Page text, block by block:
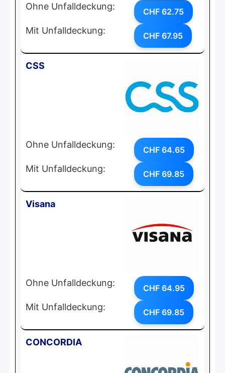
Ohne Unfalldeckung: CHF 62.75
Mit Unfalldeckung: CHF 67.95
CSS
Ohne Unfalldeckung: CHF 64.65
Mit Unfalldeckung: CHF 69.85
Visana
Ohne Unfalldeckung: CHF 64.95
Mit Unfalldeckung: CHF 69.85
CONCORDIA